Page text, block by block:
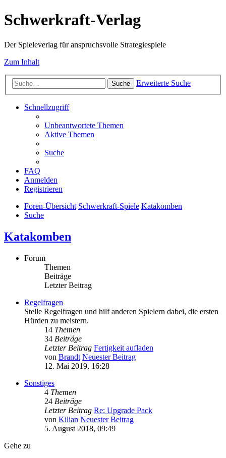
Schwerkraft-Verlag
Der Spieleverlag für anspruchsvolle Strategiespiele
Zum Inhalt
Suche Erweiterte Suche
Schnellzugriff
Unbeantwortete Themen
Aktive Themen
Suche
FAQ
Anmelden
Registrieren
Foren-Übersicht Schwerkraft-Spiele Katakomben
Suche
Katakomben
Forum
Themen
Beiträge
Letzter Beitrag
Regelfragen
Stelle Regelfragen und hilf anderen Spielern dabei, die ersten
Hürden zu meistern.
14 Themen
34 Beiträge
Letzter Beitrag Fertigkeit aufladen
von Brandt Neuester Beitrag
12. Mai 2019, 16:28
Sonstiges
4 Themen
24 Beiträge
Letzter Beitrag Re: Upgrade Pack
von Kilian Neuester Beitrag
5. August 2018, 09:49
Gehe zu